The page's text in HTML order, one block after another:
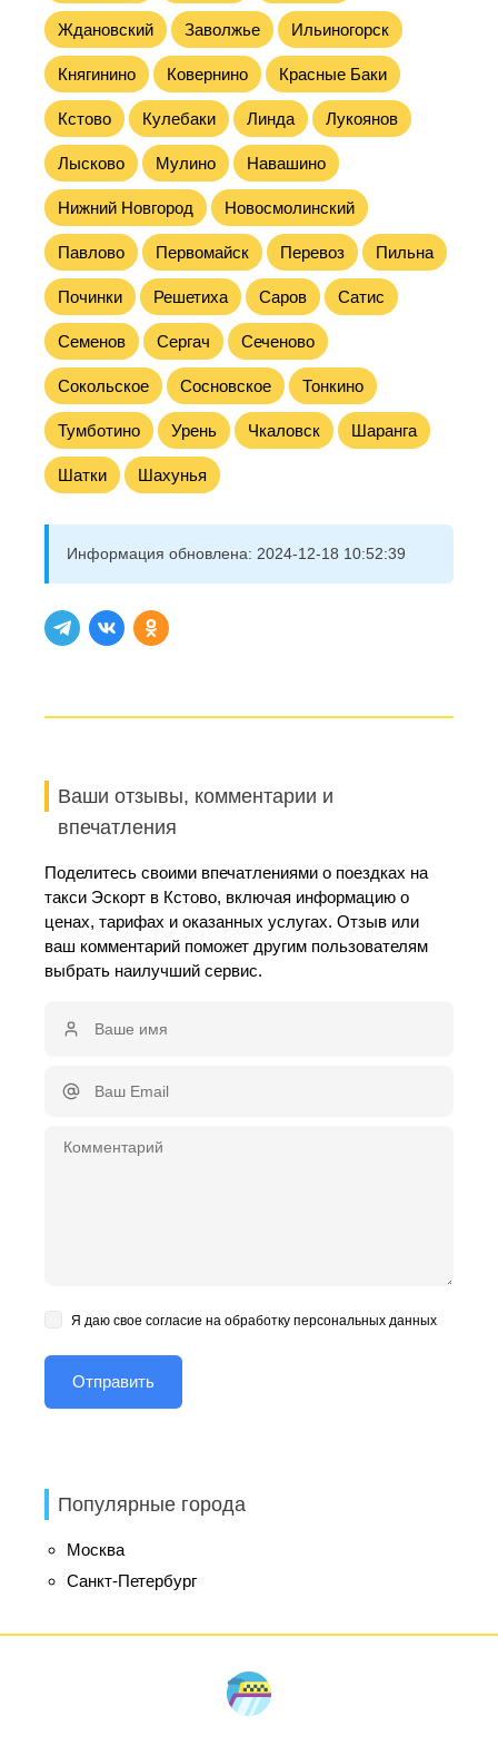
Ждановский Заволжье Ильиногорск
Княгинино Ковернино Красные Баки
Кстово Кулебаки Линда Лукоянов
Лысково Мулино Навашино
Нижний Новгород Новосмолинский
Павлово Первомайск Перевоз Пильна
Починки Решетиха Саров Сатис
Семенов Сергач Сеченово
Сокольское Сосновское Тонкино
Тумботино Урень Чкаловск Шаранга
Шатки Шахунья
Информация обновлена: 2024-12-18 10:52:39
Ваши отзывы, комментарии и
впечатления
Поделитесь своими впечатлениями о поездках на
такси Эскорт в Кстово, включая информацию о
ценах, тарифах и оказанных услугах. Отзыв или
ваш комментарий поможет другим пользователям
выбрать наилучший сервис.
Я даю свое согласие на обработку персональных данных
Популярные города
Москва
Санкт-Петербург